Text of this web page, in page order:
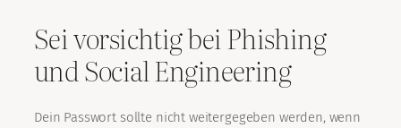
Sei vorsichtig bei Phishing
und Social Engineering
Dein Passwort sollte nicht weitergegeben werden, wenn